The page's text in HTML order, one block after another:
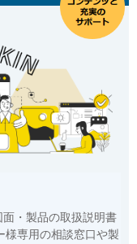
面・製品の取扱説明書
様専用の相談窓口や製